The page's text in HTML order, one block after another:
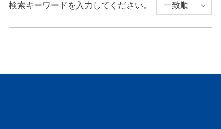
検索キーワードを入力してください。